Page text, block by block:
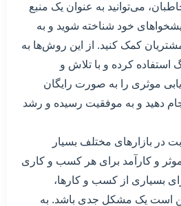
می‌توانید به عنوان یک منبع
خود شناخته شوید و به
مشتریان کمک کنید. از این روش‌ها به
کرده و با تلاش و
موثری را به صورت رایگان
دهید و به موفقیت رسیده و رشد
در بازارهای مختلف بسیار
موثر و کارآمد برای هر کسب و کاری
بسیاری از کسب و کارها،
است یک مشکل جدی باشد. به